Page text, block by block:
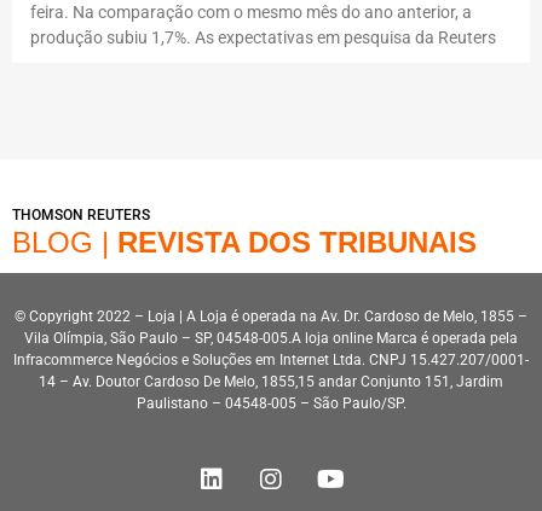
feira. Na comparação com o mesmo mês do ano anterior, a
produção subiu 1,7%. As expectativas em pesquisa da Reuters
THOMSON REUTERS
BLOG | REVISTA DOS TRIBUNAIS
© Copyright 2022 – Loja | A Loja é operada na Av. Dr. Cardoso de Melo, 1855 –
Vila Olímpia, São Paulo – SP, 04548-005.A loja online Marca é operada pela
Infracommerce Negócios e Soluções em Internet Ltda. CNPJ 15.427.207/0001-
14 – Av. Doutor Cardoso De Melo, 1855,15 andar Conjunto 151, Jardim
Paulistano – 04548-005 – São Paulo/SP.